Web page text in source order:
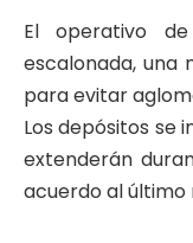
El operativo
escalonada, una
para evitar
Los depósitos se
extenderán
acuerdo al